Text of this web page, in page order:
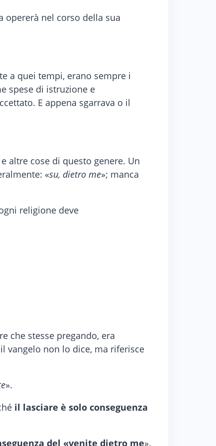
opererà nel corso della sua
a quei tempi, erano sempre i
spese di istruzione e
E appena sgarrava o il
altre cose di questo genere. Un
«su, dietro me»; manca
religione deve
che stesse pregando, era
vangelo non lo dice, ma riferisce
».
il lasciare è solo conseguenza
del «venite dietro me».